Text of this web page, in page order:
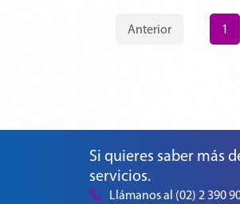
Anterior 1
Si quieres saber más
servicios.
Llámanos al (02) 2 390